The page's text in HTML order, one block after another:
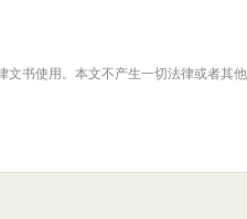
书使用。本文不产生一切法律或者其